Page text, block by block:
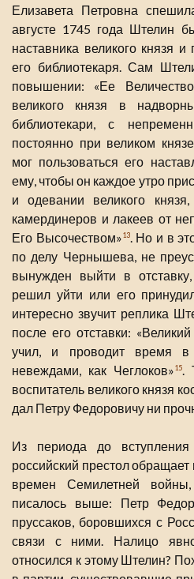
Елизавета Петровна
августе 1745 года Штелин
наставника великого князя
его библиотекаря. Сам
повышении: «Ее
великого князя в
библиотекари, с
постоянно при великом
мог пользоваться его
ему, чтобы он каждое утро
и одевании великого
камердинеров и лакеев от
Его Высочеством»13. Но и в
по делу Чернышева, не
вынужден выйти в
решил уйти или его
интересно звучит реплика
после его отставки:
учил, и проводит время
невеждами, как Чеглоков»15
воспитатель великого князя
дал Петру Федоровичу ни
Из периода до
российский престол
времен Семилетней
писалось выше: Петр
пруссаков, боровшихся с
связи с ними. Налицо
относился к этому Штелин?